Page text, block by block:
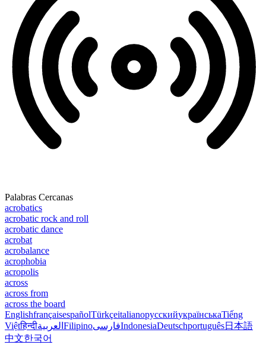
Palabras Cercanas
acrobatics
acrobatic rock and roll
acrobatic dance
acrobat
acrobalance
acrophobia
acropolis
across
across from
across the board
EnglishfrançaisespañolTürkçeitalianoрусскийукраїнськаTiếng
Việtहिन्दीالعربية FilipinoفارسیIndonesiaDeutschportuguês日本語
中文한국어